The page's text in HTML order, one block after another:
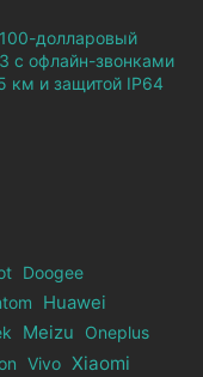
долларовый
с офлайн-звонками
км и защитой IP64
Doogee
Huawei
Meizu
Oneplus
Vivo Xiaomi